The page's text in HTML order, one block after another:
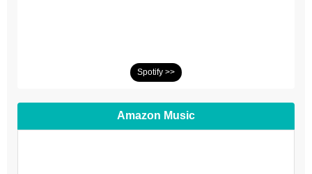
Spotify >>
Amazon Music